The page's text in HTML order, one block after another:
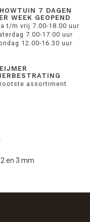
7 DAGEN
WEEK GEOPEND
t/m vrij 7.00-18.00 uur
7.00-17.00 uur
12.00-16.30 uur
assortiment
en 3 mm